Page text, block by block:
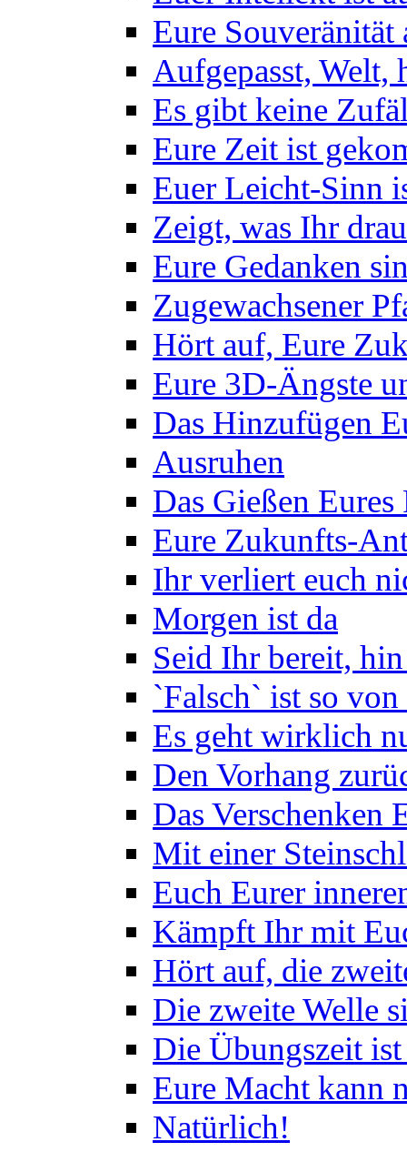
Eure Souveränität
Aufgepasst, Welt,
Es gibt keine
Eure Zeit ist
Euer Leicht-Sinn
Zeigt, was Ihr
Eure Gedanken
Zugewachsener
Hört auf, Eure
Eure 3D-Ängste
Das Hinzufügen
Ausruhen
Das Gießen Eures
Eure Zukunfts-
Ihr verliert euch
Morgen ist da
Seid Ihr bereit,
`Falsch` ist so von
Es geht wirklich
Den Vorhang
Das Verschenken
Mit einer
Euch Eurer
Kämpft Ihr mit
Hört auf, die
Die zweite Welle
Die Übungszeit
Eure Macht kann
Natürlich!